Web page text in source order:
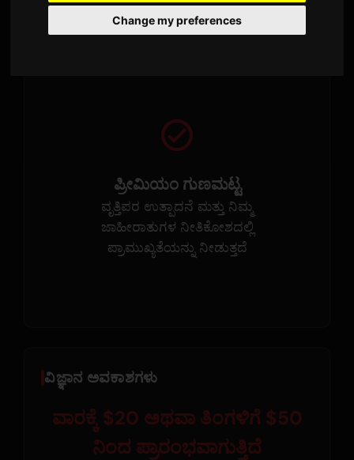
Change my preferences
ಅನುಭವವನ್ನು ಹೊಂದಿರುವ
ಶ್ರೋತೆಯೊಂದಿಗೆ ಸಂಪರ್ಕ ಹೊಂದಿ
ಪ್ರೀಮಿಯಂ ಗುಣಮಟ್ಟ
ವೃತ್ತಿಪರ ಉತ್ಪಾದನೆ ಮತ್ತು ನಿಮ್ಮ
ಜಾಹೀರಾತುಗಳ ನೀತಿಕೋಶದಲ್ಲಿ
ಪ್ರಾಮುಖ್ಯತೆಯನ್ನು ನೀಡುತ್ತದೆ
ವಿಜ್ಞಾನ ಅವಕಾಶಗಳು
ವಾರಕ್ಕೆ $20 ಅಥವಾ ತಿಂಗಳಿಗೆ $50
ನಿಂದ ಪ್ರಾರಂಭವಾಗುತ್ತಿದೆ